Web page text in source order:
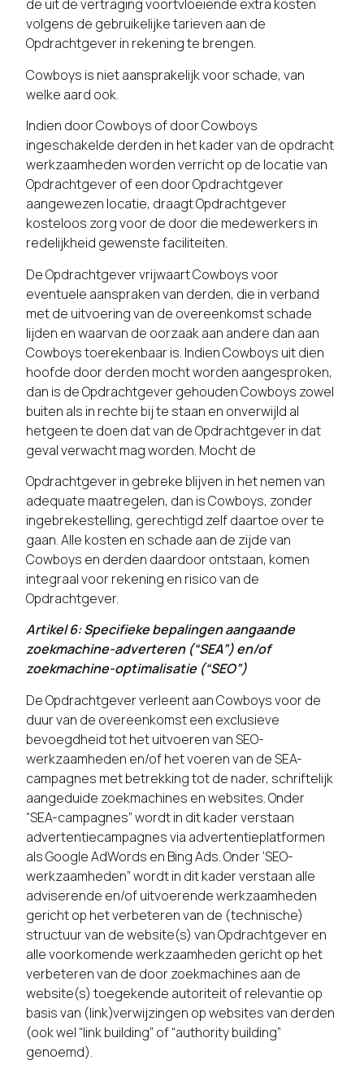
de uit de vertraging voortvloeiende extra kosten
volgens de gebruikelijke tarieven aan de
Opdrachtgever in rekening te brengen.
Cowboys is niet aansprakelijk voor schade, van
welke aard ook.
Indien door Cowboys of door Cowboys
ingeschakelde derden in het kader van de opdracht
werkzaamheden worden verricht op de locatie van
Opdrachtgever of een door Opdrachtgever
aangewezen locatie, draagt Opdrachtgever
kosteloos zorg voor de door die medewerkers in
redelijkheid gewenste faciliteiten.
De Opdrachtgever vrijwaart Cowboys voor
eventuele aanspraken van derden, die in verband
met de uitvoering van de overeenkomst schade
lijden en waarvan de oorzaak aan andere dan aan
Cowboys toerekenbaar is. Indien Cowboys uit dien
hoofde door derden mocht worden aangesproken,
dan is de Opdrachtgever gehouden Cowboys zowel
buiten als in rechte bij te staan en onverwijld al
hetgeen te doen dat van de Opdrachtgever in dat
geval verwacht mag worden. Mocht de
Opdrachtgever in gebreke blijven in het nemen van
adequate maatregelen, dan is Cowboys, zonder
ingebrekestelling, gerechtigd zelf daartoe over te
gaan. Alle kosten en schade aan de zijde van
Cowboys en derden daardoor ontstaan, komen
integraal voor rekening en risico van de
Opdrachtgever.
Artikel 6: Specifieke bepalingen aangaande
zoekmachine-adverteren (“SEA”) en/of
zoekmachine-optimalisatie (“SEO”)
De Opdrachtgever verleent aan Cowboys voor de
duur van de overeenkomst een exclusieve
bevoegdheid tot het uitvoeren van SEO-
werkzaamheden en/of het voeren van de SEA-
campagnes met betrekking tot de nader, schriftelijk
aangeduide zoekmachines en websites. Onder
“SEA-campagnes” wordt in dit kader verstaan
advertentiecampagnes via advertentieplatformen
als Google AdWords en Bing Ads. Onder ‘SEO-
werkzaamheden” wordt in dit kader verstaan alle
adviserende en/of uitvoerende werkzaamheden
gericht op het verbeteren van de (technische)
structuur van de website(s) van Opdrachtgever en
alle voorkomende werkzaamheden gericht op het
verbeteren van de door zoekmachines aan de
website(s) toegekende autoriteit of relevantie op
basis van (link)verwijzingen op websites van derden
(ook wel “link building” of “authority building”
genoemd).